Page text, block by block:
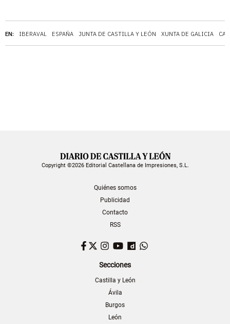
EN: IBERAVAL ESPAÑA JUNTA DE CASTILLA Y LEÓN XUNTA DE GALICIA
Copyright ©2026 Editorial Castellana de Impresiones, S.L.
Quiénes somos
Publicidad
Contacto
RSS
Facebook
TwitterInstagram
YouTubeDailymotion
Secciones
Castilla y León
Ávila
Burgos
León